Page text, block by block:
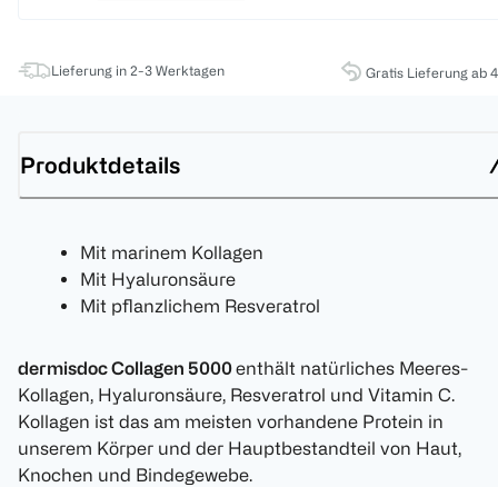
Lieferung in 2-3 Werktagen Gratis Lieferung ab
Produktdetails
Mit marinem Kollagen
Mit Hyaluronsäure
Mit pflanzlichem Resveratrol
dermisdoc Collagen 5000enthält natürliches Meeres-
Kollagen, Hyaluronsäure, Resveratrol und Vitamin C.
Kollagen ist das am meisten vorhandene Protein in
unserem Körper und der Hauptbestandteil von Haut,
Knochen und Bindegewebe.